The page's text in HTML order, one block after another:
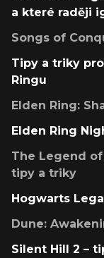
a které raději
Songs of
Tipy a triky
Ringu
Elden Ring:
Elden Ring
The Legend
tipy a triky
Hogwarts
Dune:
Silent Hill 2 –